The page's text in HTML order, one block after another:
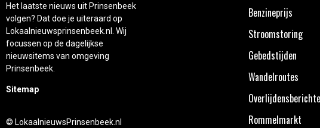
Het laatste nieuws uit Prinsenbeek
volgen? Dat doe je uiteraard op
Lokaalnieuwsprinsenbeek.nl. Wij
focussen op de dagelijkse
nieuwsitems van omgeving
Prinsenbeek.
Sitemap
© LokaalnieuwsPrinsenbeek.nl
Benzineprijs
Stroomstoring
Gebedstijden
Wandelroutes
Rommelmarkt